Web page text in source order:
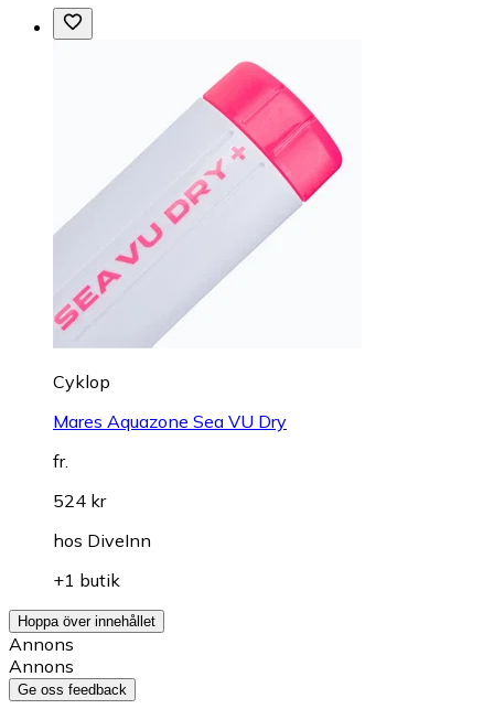
Cyklop
Mares Aquazone Sea VU Dry
fr.
524 kr
hos DiveInn
+1 butik
Hoppa över innehållet
Annons
Annons
Ge oss feedback